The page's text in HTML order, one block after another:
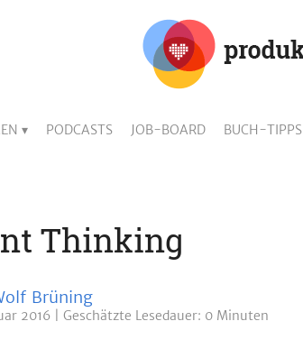
PODCASTS JOB-BOARD BUCH-TIPPS
Thinking
Brüning
2016 Geschätzte Lesedauer: 0 Minuten